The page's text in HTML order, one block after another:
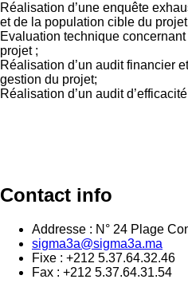
Réalisation d’une enquête
et de la population cible du projet
Evaluation technique
projet ;
Réalisation d’un audit financier
gestion du projet;
Réalisation d’un audit
Contact info
Addresse : N° 24 Plage
sigma3a@sigma3a.ma
Fixe : +212 5.37.64.32.46
Fax : +212 5.37.64.31.54